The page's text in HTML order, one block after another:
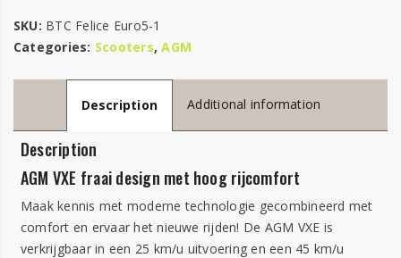
SKU: BTC Felice Euro5-1
Categories: Scooters,AGM
Description Additional information
Description
AGM VXE fraai design met hoog rijcomfort
Maak kennis met moderne technologie gecombineerd met
comfort en ervaar het nieuwe rijden! De AGM VXE is
verkrijgbaar in een 25 km/u uitvoering en een 45 km/u